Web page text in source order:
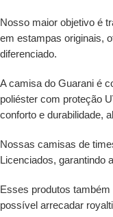
Nosso maior objetivo é
em estampas originais,
diferenciado.
A camisa do Guarani é
poliéster com proteção
conforto e durabilidade,
Nossas camisas de
Licenciados, garantindo
Esses produtos
possível arrecadar